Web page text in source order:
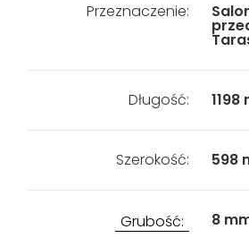
Przeznaczenie:
Długość: 1198
Szerokość: 598
Grubość: 8